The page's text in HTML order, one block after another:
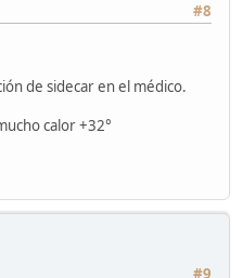
#8
de sidecar en el médico.
calor +32°
#9